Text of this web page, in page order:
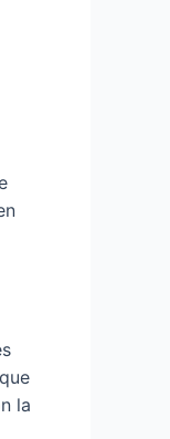
la